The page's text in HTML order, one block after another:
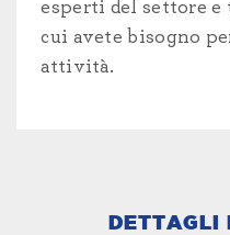
esperti del settore
cui avete bisogno
attività.
DETTAGLI